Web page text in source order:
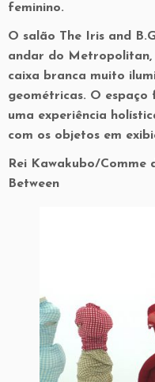
feminino.
O salão The Iris and
andar do
caixa branca muito
geométricas. O
uma experiência
com os objetos em
Rei Kawakubo/Comme
Between